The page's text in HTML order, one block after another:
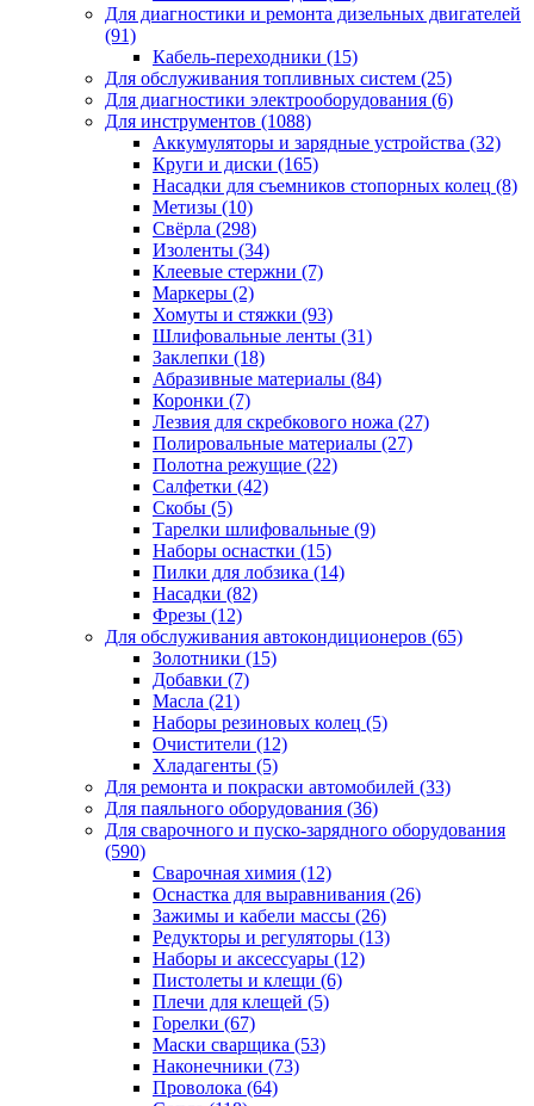
Для диагностики и ремонта дизельных двигателей
(91)
Кабель-переходники (15)
Для обслуживания топливных систем (25)
Для диагностики электрооборудования (6)
Для инструментов (1088)
Аккумуляторы и зарядные устройства (32)
Круги и диски (165)
Насадки для съемников стопорных колец (8)
Метизы (10)
Свёрла (298)
Изоленты (34)
Клеевые стержни (7)
Маркеры (2)
Хомуты и стяжки (93)
Шлифовальные ленты (31)
Заклепки (18)
Абразивные материалы (84)
Коронки (7)
Лезвия для скребкового ножа (27)
Полировальные материалы (27)
Полотна режущие (22)
Салфетки (42)
Скобы (5)
Тарелки шлифовальные (9)
Наборы оснастки (15)
Пилки для лобзика (14)
Насадки (82)
Фрезы (12)
Для обслуживания автокондиционеров (65)
Золотники (15)
Добавки (7)
Масла (21)
Наборы резиновых колец (5)
Очистители (12)
Хладагенты (5)
Для ремонта и покраски автомобилей (33)
Для паяльного оборудования (36)
Для сварочного и пуско-зарядного оборудования
(590)
Сварочная химия (12)
Оснастка для выравнивания (26)
Зажимы и кабели массы (26)
Редукторы и регуляторы (13)
Наборы и аксессуары (12)
Пистолеты и клещи (6)
Плечи для клещей (5)
Горелки (67)
Маски сварщика (53)
Наконечники (73)
Проволока (64)